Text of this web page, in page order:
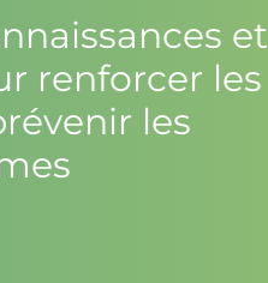
et
renforcer les
les